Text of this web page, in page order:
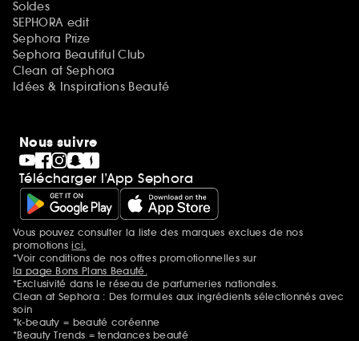
Soldes
SEPHORA edit
Sephora Prize
Sephora Beautiful Club
Clean at Sephora
Idées & Inspirations Beauté
Nous suivre
Télécharger l’App Sephora
Mentions additionnelles
Vous pouvez consulter la liste des marques exclues de nos
promotionsici.
*Voir conditions de nos offres promotionnelles sur
la page Bons Plans Beauté.
*Exclusivité dans le réseau de parfumeries nationales.
Clean at Sephora : Des formules aux ingrédients sélectionnés avec
soin
*k-beauty = beauté coréenne
*Beauty Trends = tendances beauté